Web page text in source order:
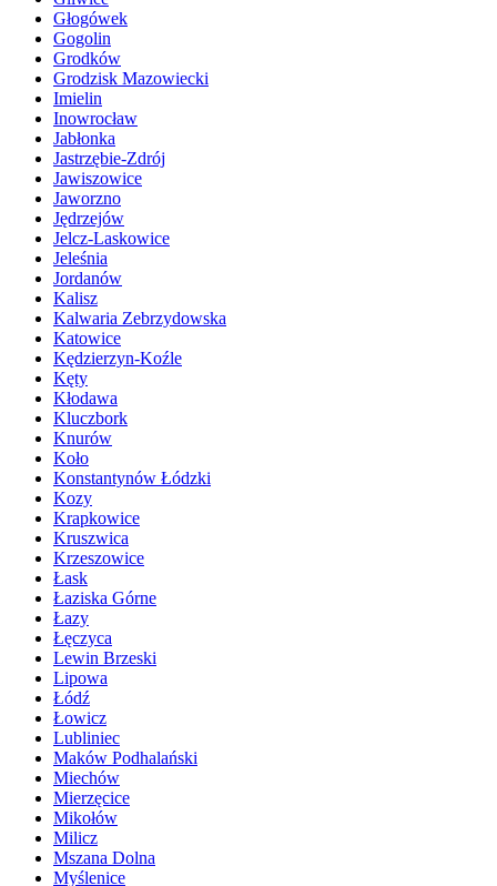
Głogówek
Gogolin
Grodków
Grodzisk Mazowiecki
Imielin
Inowrocław
Jabłonka
Jastrzębie-Zdrój
Jawiszowice
Jaworzno
Jędrzejów
Jelcz-Laskowice
Jeleśnia
Jordanów
Kalisz
Kalwaria Zebrzydowska
Katowice
Kędzierzyn-Koźle
Kęty
Kłodawa
Kluczbork
Knurów
Koło
Konstantynów Łódzki
Kozy
Krapkowice
Kruszwica
Krzeszowice
Łask
Łaziska Górne
Łazy
Łęczyca
Lewin Brzeski
Lipowa
Łódź
Łowicz
Lubliniec
Maków Podhalański
Miechów
Mierzęcice
Mikołów
Milicz
Mszana Dolna
Myślenice